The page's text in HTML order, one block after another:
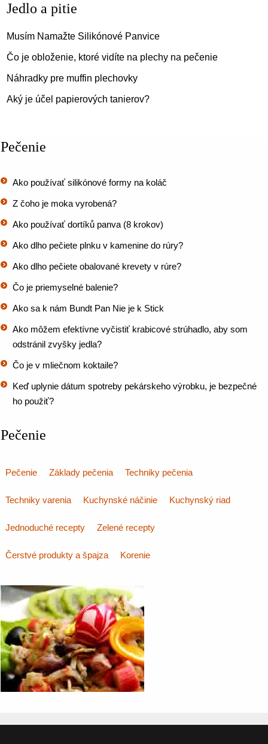
Jedlo a pitie
Musím Namažte Silikónové Panvice
Čo je obloženie, ktoré vidíte na plechy na pečenie
Náhradky pre muffin plechovky
Aký je účel papierových tanierov?
Pečenie
Ako používať silikónové formy na koláč
Z čoho je moka vyrobená?
Ako používať dortíků panva (8 krokov)
Ako dlho pečiete plnku v kamenine do rúry?
Ako dlho pečiete obalované krevety v rúre?
Čo je priemyselné balenie?
Ako sa k nám Bundt Pan Nie je k Stick
Ako môžem efektívne vyčistiť krabicové strúhadlo, aby som
odstránil zvyšky jedla?
Čo je v mliečnom koktaile?
Keď uplynie dátum spotreby pekárskeho výrobku, je bezpečné
ho použiť?
Pečenie
Pečenie Základy pečenia Techniky pečenia
Techniky varenia Kuchynské náčinie Kuchynský riad
Jednoduché recepty Zelené recepty
Čerstvé produkty a špajza Korenie